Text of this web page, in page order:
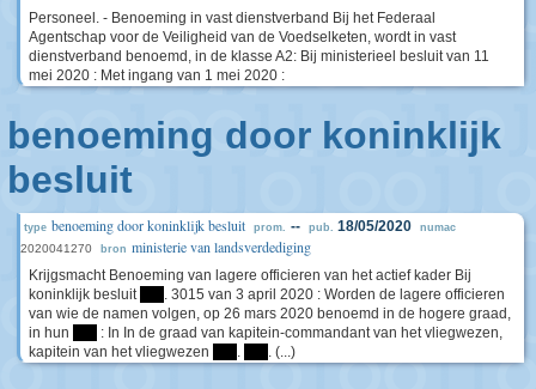
Personeel. - Benoeming in vast dienstverband Bij het Federaal
Agentschap voor de Veiligheid van de Voedselketen, wordt in vast
dienstverband benoemd, in de klasse A2: Bij ministerieel besluit van 11
mei 2020 : Met ingang van 1 mei 2020 :
benoeming door koninklijk
besluit
type benoeming door koninklijk besluit prom. -- pub. 18/05/2020 numac
2020041270 bron ministerie van landsverdediging
Krijgsmacht Benoeming van lagere officieren van het actief kader Bij
koninklijk besluit
. 3015 van 3 april 2020 : Worden de lagere officieren
van wie de namen volgen, op 26 mars 2020 benoemd in de hogere graad,
in hun
: In In de graad van kapitein-commandant van het vliegwezen,
kapitein van het vliegwezen
. . (...)